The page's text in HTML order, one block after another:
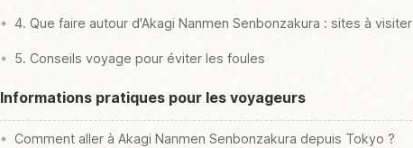
4. Que faire autour d'Akagi Nanmen Senbonzakura : sites à visiter
5. Conseils voyage pour éviter les foules
Informations pratiques pour les voyageurs
Comment aller à Akagi Nanmen Senbonzakura depuis Tokyo ?